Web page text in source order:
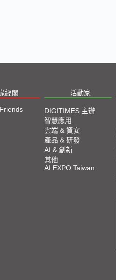
經閣 活動家
DIGITIMES 主辦
智慧應用
雲端 & 資安
產品 & 研發
AI & 創新
其他
AI EXPO Taiwan